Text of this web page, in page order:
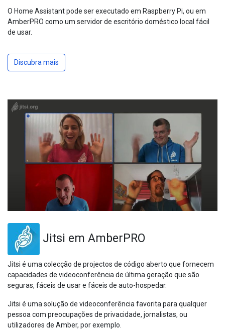
O Home Assistant pode ser executado em Raspberry Pi, ou em
AmberPRO como um servidor de escritório doméstico local fácil
de usar.
Discubra mais
Jitsi em AmberPRO
Jitsi é uma colecção de projectos de código aberto que fornecem
capacidades de videoconferência de última geração que são
seguras, fáceis de usar e fáceis de auto-hospedar.
Jitsi é uma solução de videoconferência favorita para qualquer
pessoa com preocupações de privacidade, jornalistas, ou
utilizadores de Amber, por exemplo.